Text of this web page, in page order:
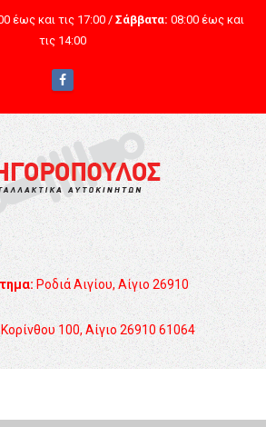
έως και τις 17:00 / Σάββατα: 08:00 έως και
τις 14:00
Ροδιά Αιγίου, Αίγιο 26910
Κορίνθου 100, Αίγιο 26910 61064